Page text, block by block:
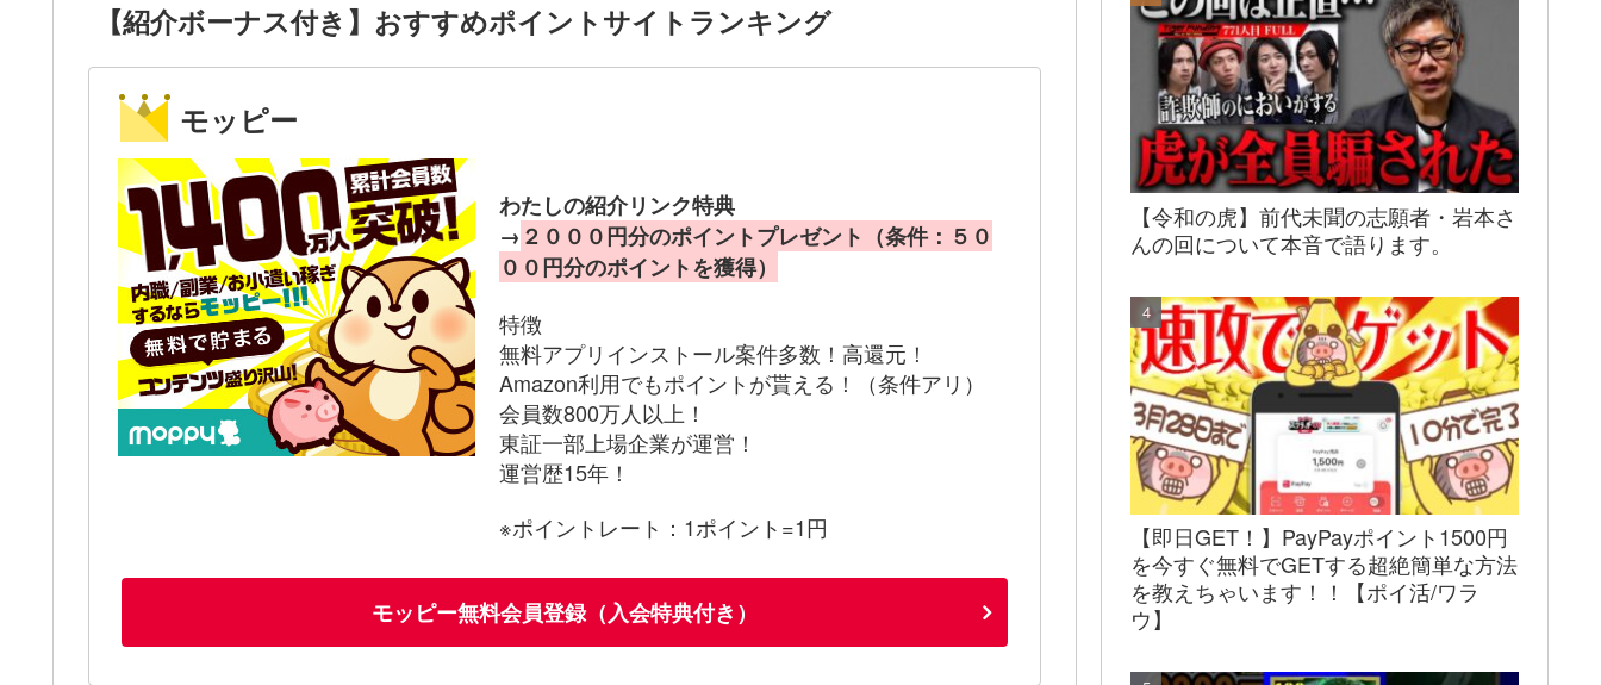
【紹介ボーナス付き】おすすめポイントサイトランキング
モッピー
わたしの紹介リンク特典
→ ２０００円分のポイントプレゼント（条件：５０
００円分のポイントを獲得）
特徴
無料アプリインストール案件多数！高還元！
Amazon利用でもポイントが貰える！（条件アリ）
会員数800万人以上！
東証一部上場企業が運営！
運営歴15年！
※ポイントレート：1ポイント=1円
モッピー無料会員登録（入会特典付き）
【令和の虎】前代未聞の志願者・岩本さ
んの回について本音で語ります。
【即日GET！】PayPayポイント1500円
を今すぐ無料でGETする超絶簡単な方法
を教えちゃいます！！【ポイ活/ワラ
ウ】